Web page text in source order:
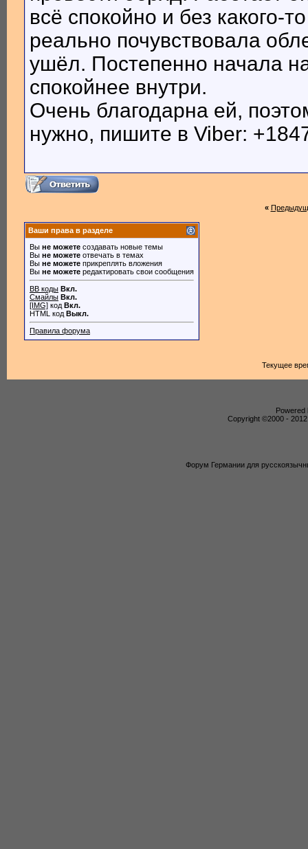
всё спокойно и без какого-
реально почувствовала
ушёл. Постепенно начала
спокойнее внутри.
Очень благодарна ей,
нужно, пишите в Viber:
«
Ваши права в разделе
Вы не можете создавать новые темы
Вы не можете отвечать в темах
Вы не можете прикреплять вложения
Вы не можете редактировать свои сообщения
BB коды Вкл.
Смайлы Вкл.
[IMG] код Вкл.
HTML код Выкл.
Правила форума
Текущее
Powered
Copyright ©2000 -
Форум Германии для